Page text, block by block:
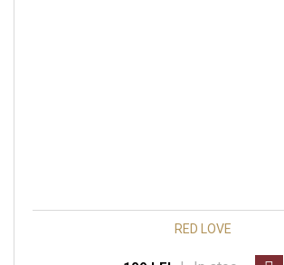
RED LOVE